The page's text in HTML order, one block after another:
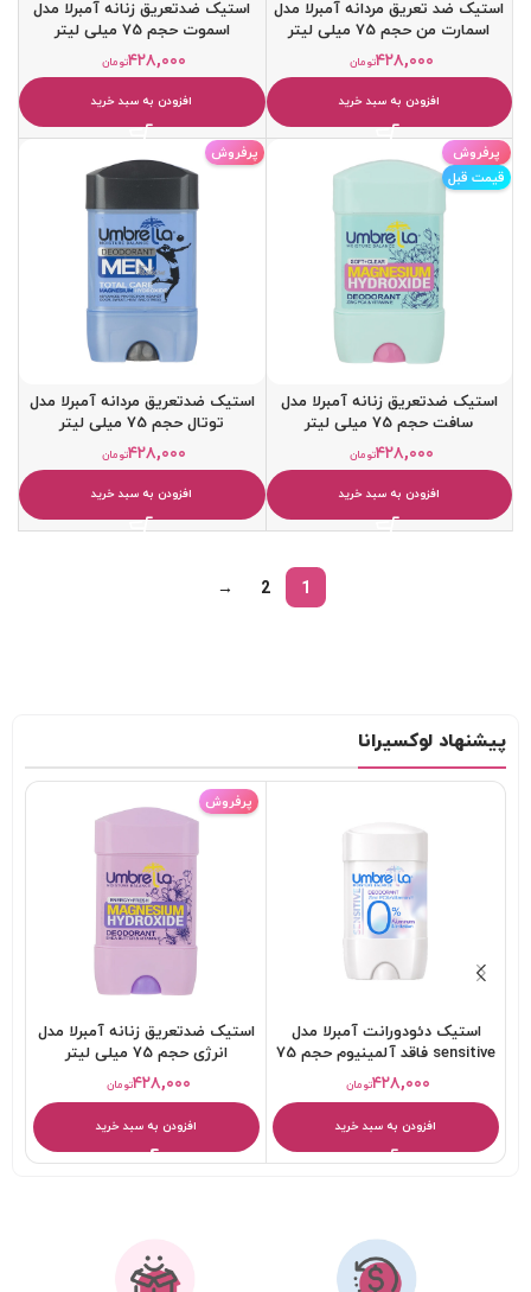
استیک ضد تعریق مردانه آمبرلا مدل
اسمارت من حجم 75 میلی لیتر
تومان۴۲۸,۰۰۰
افزودن به سبد خرید
استيک ضدتعریق زنانه آمبرلا مدل
اسموت حجم 75 میلی لیتر
تومان۴۲۸,۰۰۰
افزودن به سبد خرید
پرفروش
قیمت قبل
استيک ضدتعریق زنانه آمبرلا مدل
سافت حجم 75 میلی لیتر
تومان۴۲۸,۰۰۰
افزودن به سبد خرید
پرفروش
استيک ضدتعریق مردانه آمبرلا مدل
توتال حجم 75 میلی لیتر
تومان۴۲۸,۰۰۰
افزودن به سبد خرید
1
2
→
پیشنهاد لوکسیرانا
استیک دئودورانت آمبرلا مدل
sensitive فاقد آلمینیوم حجم 75
میلی لیترتومان۴۲۸,۰۰۰
افزودن به سبد خرید
پرفروش
استیک ضدتعریق زنانه آمبرلا مدل
انرژی حجم 75 میلی لیتر
تومان۴۲۸,۰۰۰
افزودن به سبد خرید